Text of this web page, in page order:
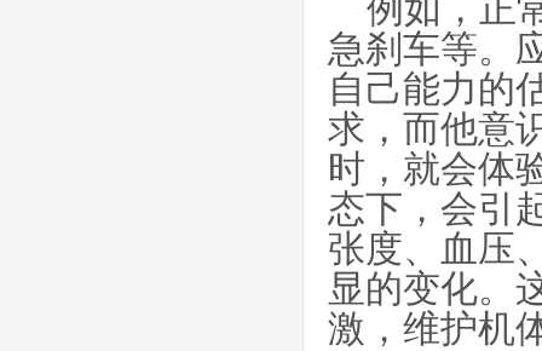
例如，正
急刹车等。
自己能力的
求，而他意
时，就会体
态下，会引
张度、血压
显的变化。
激，维护机